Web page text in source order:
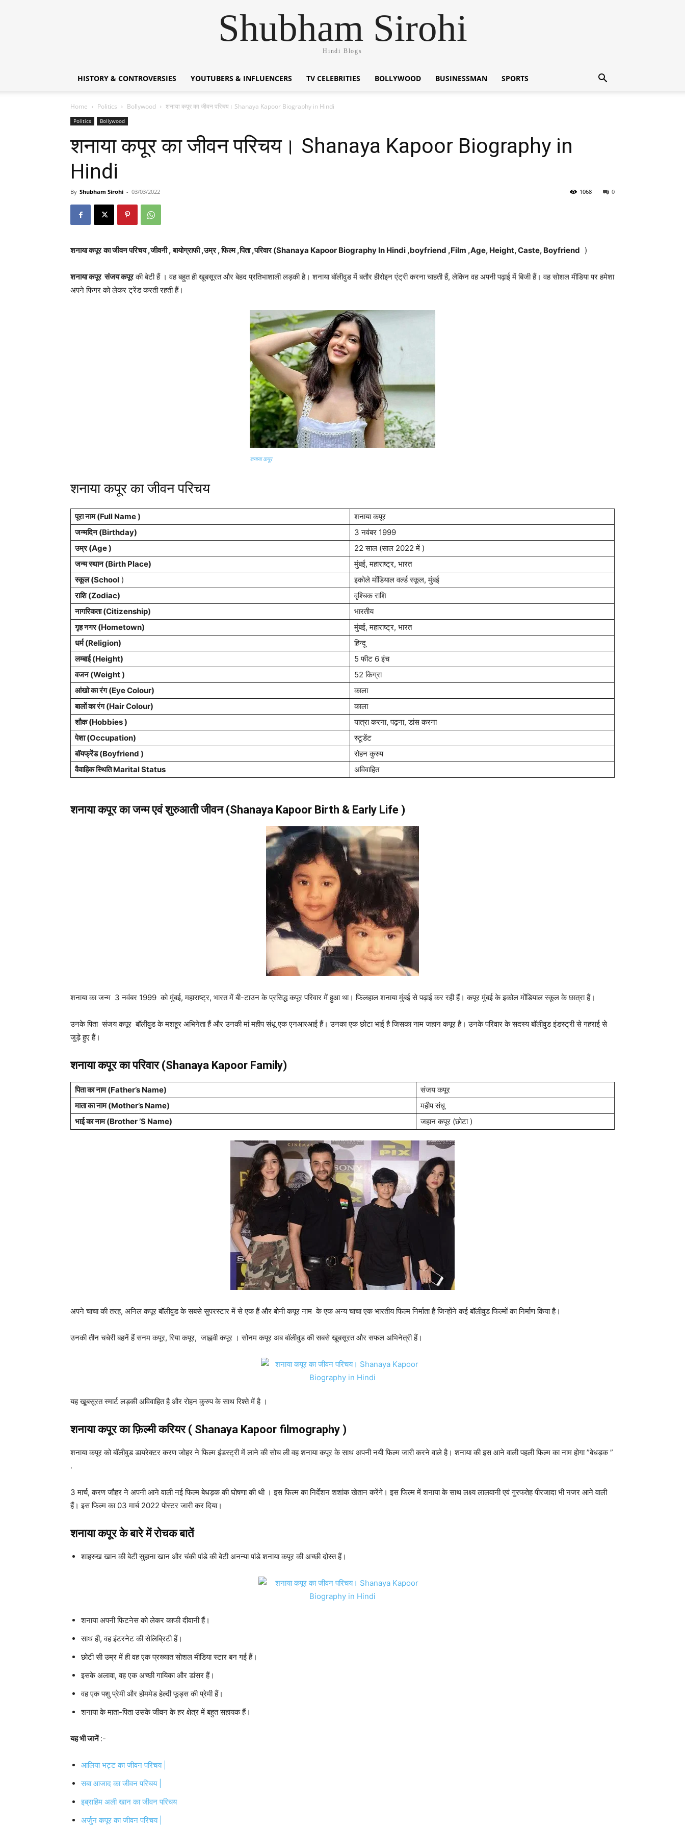
Shubham Sirohi
Hindi Blogs
HISTORY & CONTROVERSIES YOUTUBERS & INFLUENCERS TV CELEBRITIES BOLLYWOOD BUSINESSMAN SPORTS
Home Politics Bollywood शनाया कपूर का जीवन परिचय। Shanaya Kapoor Biography in Hindi
Politics Bollywood
शनाया कपूर का जीवन परिचय। Shanaya Kapoor Biography in
Hindi
By Shubham Sirohi - 03/03/2022 0
1068
शनाया कपूर का जीवन परिचय ,जीवनी , बायोग्राफी ,उम्र , फिल्म ,पिता ,परिवार (Shanaya Kapoor Biography In Hindi ,boyfriend ,Film ,Age, Height, Caste, Boyfriend )
शनाया कपूरसंजय कपूरकी बेटी हैं । वह बहुत ही खूबसूरत और बेहद प्रतिभाशाली लड़की है। शनाया बॉलीवुड में बतौर हीरोइन एंट्री करना चाहती हैं, लेकिन वह अपनी पढ़ाई में बिजी हैं। वह सोशल मीडिया पर हमेशा
अपने फिगर को लेकर ट्रेंड करती रहती हैं।
शनाया कपूर
शनाया कपूर का जीवन परिचय
पूरा नाम (Full Name )
शनाया कपूर
जन्मदिन (Birthday)
3 नवंबर 1999
उम्र (Age )
22 साल (साल 2022 में )
जन्म स्थान (Birth Place)
मुंबई, महाराष्ट्र, भारत
स्कूल (School )
इकोले मोंडियाल वर्ल्ड स्कूल, मुंबई
राशि(Zodiac)
वृश्चिक राशि
नागरिकता(Citizenship)
भारतीय
गृह नगर(Hometown)
मुंबई, महाराष्ट्र, भारत
धर्म (Religion)
हिन्दू
लम्बाई (Height)
5 फीट 6 इंच
वजन (Weight )
52 किग्रा
आंखो का रंग (Eye Colour)
काला
बालों का रंग (Hair Colour)
काला
शौक (Hobbies )
यात्रा करना, पढ़ना, डांस करना
पेशा(Occupation)
स्टूडेंट
बॉयफ्रेंड (Boyfriend )
रोहन कुरुप
वैवाहिक स्थिति Marital Status
अविवाहित
शनाया कपूर का जन्म एवं शुरुआती जीवन (Shanaya Kapoor Birth & Early Life )
शनाया का जन्म 3 नवंबर 1999 को मुंबई, महाराष्ट्र, भारत में बी-टाउन के प्रसिद्ध कपूर परिवार में हुआ था। फिलहाल शनाया मुंबई से पढ़ाई कर रही हैं। कपूर मुंबई के इकोल मोंडियाल स्कूल के छात्रा हैं।
उनके पिता संजय कपूर बॉलीवुड के मशहूर अभिनेता हैं और उनकी मां महीप संधू एक एनआरआई हैं। उनका एक छोटा भाई है जिसका नाम जहान कपूर है। उनके परिवार के सदस्य बॉलीवुड इंडस्ट्री से गहराई से
जुड़े हुए हैं।
शनाया कपूरका परिवार (Shanaya Kapoor Family)
पिता का नाम (Father’s Name)
संजय कपूर
माता का नाम (Mother’s Name)
महीप संधू
भाई का नाम (Brother ’S Name)
जहान कपूर (छोटा )
अपने चाचा की तरह, अनिल कपूर बॉलीवुड के सबसे सुपरस्टार में से एक हैं और बोनी कपूर नाम के एक अन्य चाचा एक भारतीय फिल्म निर्माता हैं जिन्होंने कई बॉलीवुड फिल्मों का निर्माण किया है।
उनकी तीन चचेरी बहनें हैं सनम कपूर, रिया कपूर, जाह्नवी कपूर । सोनम कपूर अब बॉलीवुड की सबसे खूबसूरत और सफल अभिनेत्री हैं।
यह खूबसूरत स्मार्ट लड़की अविवाहित है और रोहन कुरुप के साथ रिश्ते में है ।
शनाया कपूर का फ़िल्मी करियर ( Shanaya Kapoor filmography )
शनाया कपूर को बॉलीवुड डायरेक्टर करण जोहर ने फिल्म इंडस्ट्री में लाने की सोच ली वह शनाया कपूर के साथ अपनी नयी फिल्म जारी करने वाले है। शनाया की इस आने वाली पहली फिल्म का नाम होगा ”बेधड़क ”
.
3 मार्च, करण जौहर ने अपनी आने वाली नई फिल्म बेधड़क की घोषणा की थी । इस फिल्म का निर्देशन शशांक खेतान करेंगे। इस फिल्म में शनाया के साथ लक्ष्य लालवानी एवं गुरफतेह पीरजादा भी नजर आने वाली
हैं। इस फिल्म का 03 मार्च 2022 पोस्टर जारी कर दिया।
शनाया कपूर के बारे में रोचक बातें
शाहरुख खान की बेटी सुहाना खान और चंकी पांडे की बेटी अनन्या पांडे शनाया कपूर की अच्छी दोस्त हैं।
शनाया अपनी फिटनेस को लेकर काफी दीवानी हैं।
साथ ही, वह इंटरनेट की सेलिब्रिटी हैं।
छोटी सी उम्र में ही वह एक प्रख्यात सोशल मीडिया स्टार बन गई हैं।
इसके अलावा, वह एक अच्छी गायिका और डांसर हैं।
वह एक पशु प्रेमी और होममेड हेल्दी फूड्स की प्रेमी हैं।
शनाया के माता-पिता उसके जीवन के हर क्षेत्र में बहुत सहायक हैं।
यह भी जानें:-
आलिया भट्ट का जीवन परिचय |
सबा आजाद का जीवन परिचय |
इब्राहिम अली खान का जीवन परिचय
अर्जुन कपूर का जीवन परिचय |